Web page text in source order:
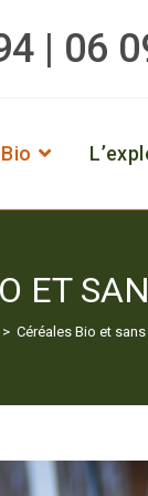
| 06
ET
> Céréales Bio et sans